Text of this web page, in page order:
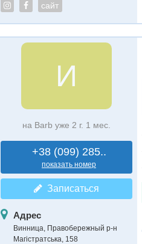
сайт
И
на Barb уже 2 г. 1 мес.
+38 (099) 285..
показать номер
Записаться
Адрес
Винница, Правобережный р-н
Магістратська, 158